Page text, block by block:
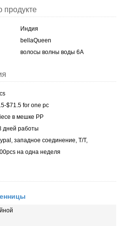
Индия
bellaQueen
волосы волны воды 6A
$71.5 for one pc
в мешке PP
дней работы
западное соединение, T/T,
на одна неделя